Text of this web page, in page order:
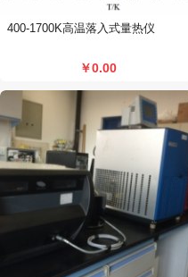
400-1700K高温落入式量热仪
￥0.00